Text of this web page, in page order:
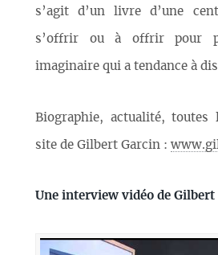
s’agit d’un livre d’une
s’offrir ou à offrir pour
imaginaire qui a tendance à
Biographie, actualité,
site de Gilbert Garcin :
Une interview vidéo de Gilbert